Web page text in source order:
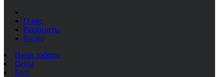
О нас
Реквизиты
Видео
Наши работы
Цены
Блог